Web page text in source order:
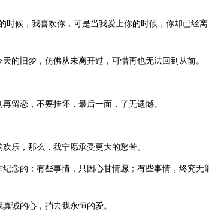
时候，我喜欢你，可是当我爱上你的时候，你却已经离
的旧梦，仿佛从未离开过，可惜再也无法回到从前。
留恋，不要挂怀，最后一面，了无遗憾。
乐，那么，我宁愿承受更大的愁苦。
念的；有些事情，只因心甘情愿；有些事情，终究无
诚的心，捎去我永恒的爱。